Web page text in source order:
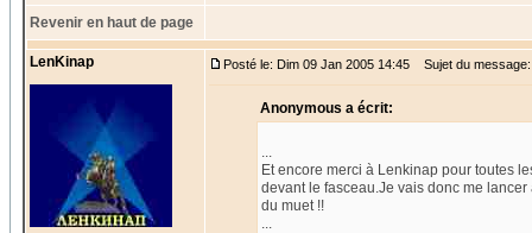
Revenir en haut de page
LenKinap Posté le: Dim 09 Jan 2005 14:45 Sujet du message:
Anonymous a écrit:
...
Et encore merci à Lenkinap pour toutes
devant le fasceau.Je vais donc me
du muet !!
...